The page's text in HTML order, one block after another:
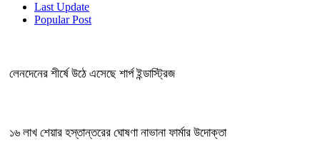
Last Update
Popular Post
লেনদেনের শীর্ষে উঠে এসেছে শার্প ইন্ডাস্ট্রিজ
১৬ লাখ শেয়ার হস্তান্তরের ঘোষণা নাভানা ফার্মার উদোক্তা